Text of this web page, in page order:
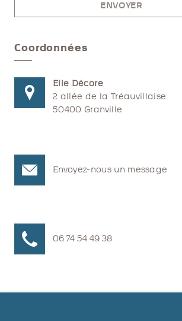
ENVOYER
Coordonnées
Elle Décore
2 allée de la Tréauvillaise
50400 Granville
Envoyez-nous un message
06 74 54 49 38